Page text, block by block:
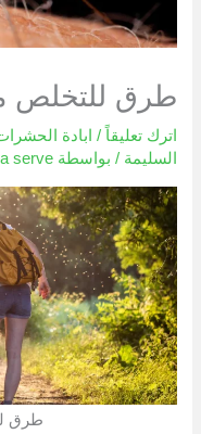
طرق للتخلص
اترك تعليقاً / ابادة
السليمة / بواسطة serve
طرق